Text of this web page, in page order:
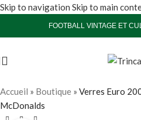
Skip to navigation Skip to main
FOOTBALL VINTAGE ET
Accueil » Boutique » Verres Euro
McDonalds